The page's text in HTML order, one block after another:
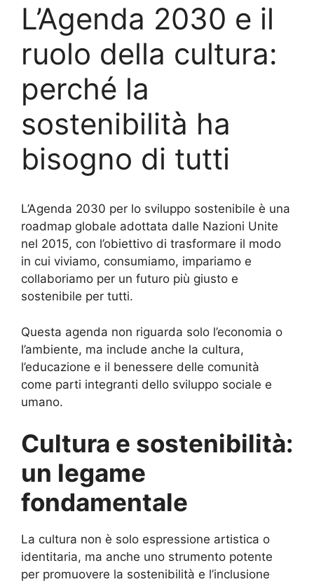
L’Agenda 2030 e il
ruolo della cultura:
perché la
sostenibilità ha
bisogno di tutti
L’Agenda 2030 per lo sviluppo sostenibile è una
roadmap globale adottata dalle Nazioni Unite
nel 2015, con l’obiettivo di trasformare il modo
in cui viviamo, consumiamo, impariamo e
collaboriamo per un futuro più giusto e
sostenibile per tutti.
Questa agenda non riguarda solo l’economia o
l’ambiente, ma include anche la cultura,
l’educazione e il benessere delle comunità
come parti integranti dello sviluppo sociale e
umano.
Cultura e sostenibilità:
un legame
fondamentale
La cultura non è solo espressione artistica o
identitaria, ma anche uno strumento potente
per promuovere la sostenibilità e l’inclusione